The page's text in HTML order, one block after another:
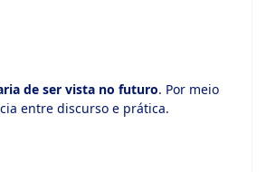
de ser vista no futuro. Por meio
entre discurso e prática.